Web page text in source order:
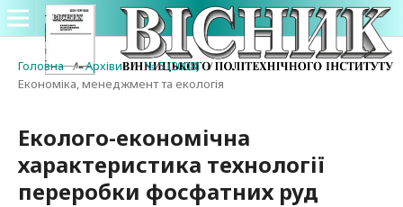
Головна / Архіви / № 5 (2008) /
Економіка, менеджмент та екологія
Еколого-економічна
характеристика технології
переробки фосфатних руд